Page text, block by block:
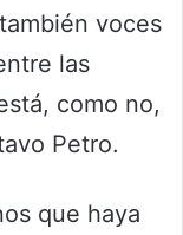
voces
las
como no,
Petro.
que haya